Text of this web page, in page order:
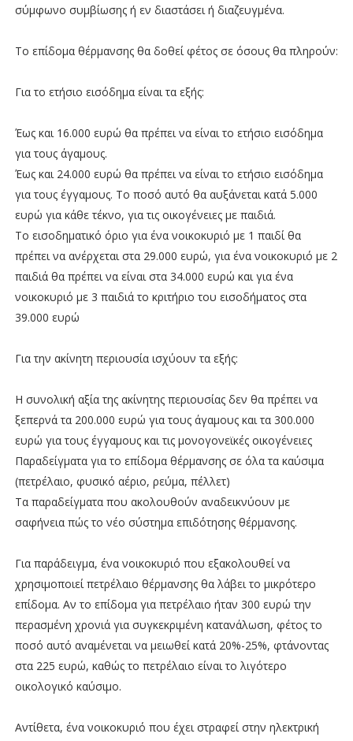
σύμφωνο συμβίωσης ή εν διαστάσει ή διαζευγμένα.
Το επίδομα θέρμανσης θα δοθεί φέτος σε όσους θα πληρούν:
Για το ετήσιο εισόδημα είναι τα εξής:
Έως και 16.000 ευρώ θα πρέπει να είναι το ετήσιο εισόδημα
για τους άγαμους.
Έως και 24.000 ευρώ θα πρέπει να είναι το ετήσιο εισόδημα
για τους έγγαμους. Το ποσό αυτό θα αυξάνεται κατά 5.000
ευρώ για κάθε τέκνο, για τις οικογένειες με παιδιά.
Το εισοδηματικό όριο για ένα νοικοκυριό με 1 παιδί θα
πρέπει να ανέρχεται στα 29.000 ευρώ, για ένα νοικοκυριό με 2
παιδιά θα πρέπει να είναι στα 34.000 ευρώ και για ένα
νοικοκυριό με 3 παιδιά το κριτήριο του εισοδήματος στα
39.000 ευρώ
Για την ακίνητη περιουσία ισχύουν τα εξής:
Η συνολική αξία της ακίνητης περιουσίας δεν θα πρέπει να
ξεπερνά τα 200.000 ευρώ για τους άγαμους και τα 300.000
ευρώ για τους έγγαμους και τις μονογονεϊκές οικογένειες
Παραδείγματα για το επίδομα θέρμανσης σε όλα τα καύσιμα
(πετρέλαιο, φυσικό αέριο, ρεύμα, πέλλετ)
Τα παραδείγματα που ακολουθούν αναδεικνύουν με
σαφήνεια πώς το νέο σύστημα επιδότησης θέρμανσης.
Για παράδειγμα, ένα νοικοκυριό που εξακολουθεί να
χρησιμοποιεί πετρέλαιο θέρμανσης θα λάβει το μικρότερο
επίδομα. Αν το επίδομα για πετρέλαιο ήταν 300 ευρώ την
περασμένη χρονιά για συγκεκριμένη κατανάλωση, φέτος το
ποσό αυτό αναμένεται να μειωθεί κατά 20%-25%, φτάνοντας
στα 225 ευρώ, καθώς το πετρέλαιο είναι το λιγότερο
οικολογικό καύσιμο.
Αντίθετα, ένα νοικοκυριό που έχει στραφεί στην ηλεκτρική